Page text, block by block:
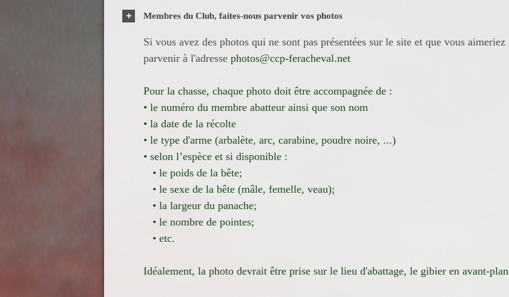
Membres du Club, faites-nous parvenir vos photos
Si vous avez des photos qui ne sont pas présentées sur le site et que vous
parvenir à l'adresse photos@ccp-feracheval.net
Pour la chasse, chaque photo doit être accompagnée de :
• le numéro du membre abatteur ainsi que son nom
• la date de la récolte
• le type d'arme (arbalète, arc, carabine, poudre noire, ...)
• selon l’espèce et si disponible :
• le poids de la bête;
• le sexe de la bête (mâle, femelle, veau);
• la largeur du panache;
• le nombre de pointes;
• etc.
Idéalement, la photo devrait être prise sur le lieu d'abattage, le gibier en avant-